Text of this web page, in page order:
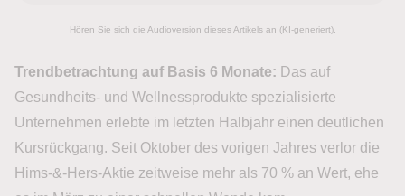
Hören Sie sich die Audioversion dieses Artikels an (KI-generiert).
Trendbetrachtung auf Basis 6 Monate: Das auf
Gesundheits- und Wellnessprodukte spezialisierte
Unternehmen erlebte im letzten Halbjahr einen deutlichen
Kursrückgang. Seit Oktober des vorigen Jahres verlor die
Hims-&-Hers-Aktie zeitweise mehr als 70 % an Wert, ehe